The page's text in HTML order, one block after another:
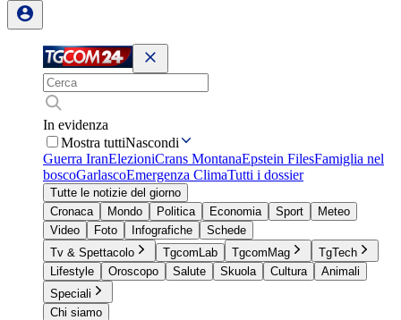
In evidenza
Mostra tuttiNascondi
Guerra IranElezioniCrans MontanaEpstein FilesFamiglia nel
boscoGarlascoEmergenza ClimaTutti i dossier
Tutte le notizie del giorno
Cronaca
Mondo Politica Economia Sport
Meteo
Video
Foto Infografiche
Schede
Tv & Spettacolo
TgcomLab TgcomMag
TgTech
Lifestyle
Oroscopo Salute Skuola Cultura
Animali
Speciali
Chi siamo